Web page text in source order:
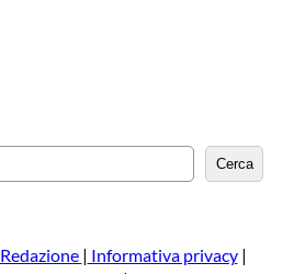
e
a
Cerca
Redazione | Informativa privacy|